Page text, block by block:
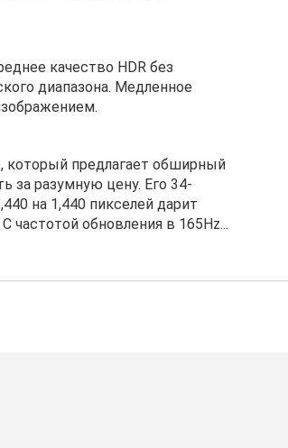
качество HDR без
диапазона. Медленное
который предлагает обширный
за разумную цену. Его 34-
на 1,440 пикселей дарит
частотой обновления в 165Hz...